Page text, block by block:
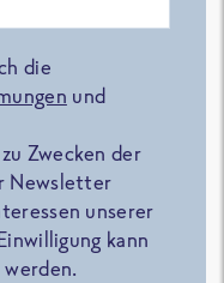
die
und
Zwecken der
Newsletter
unserer
kann